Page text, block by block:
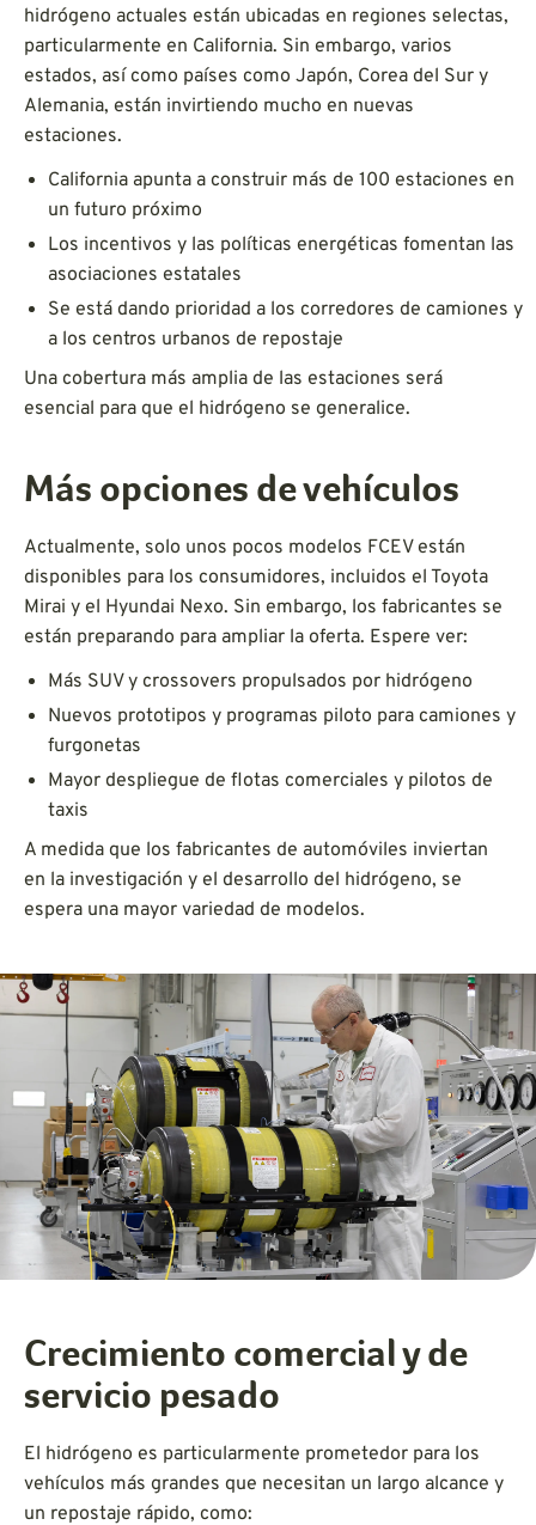
hidrógeno actuales están ubicadas en regiones selectas,
particularmente en California. Sin embargo, varios
estados, así como países como Japón, Corea del Sur y
Alemania, están invirtiendo mucho en nuevas
estaciones.
California apunta a construir más de 100 estaciones en
un futuro próximo
Los incentivos y las políticas energéticas fomentan las
asociaciones estatales
Se está dando prioridad a los corredores de camiones y
a los centros urbanos de repostaje
Una cobertura más amplia de las estaciones será
esencial para que el hidrógeno se generalice.
Más opciones de vehículos
Actualmente, solo unos pocos modelos FCEV están
disponibles para los consumidores, incluidos el Toyota
Mirai y el Hyundai Nexo. Sin embargo, los fabricantes se
están preparando para ampliar la oferta. Espere ver:
Más SUV y crossovers propulsados por hidrógeno
Nuevos prototipos y programas piloto para camiones y
furgonetas
Mayor despliegue de flotas comerciales y pilotos de
taxis
A medida que los fabricantes de automóviles inviertan
en la investigación y el desarrollo del hidrógeno, se
espera una mayor variedad de modelos.
Crecimiento comercial y de
servicio pesado
El hidrógeno es particularmente prometedor para los
vehículos más grandes que necesitan un largo alcance y
un repostaje rápido, como: